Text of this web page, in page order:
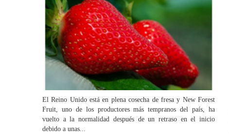
El Reino Unido está en plena cosecha de fresa y New Forest
Fruit, uno de los productores más tempranos del país, ha
vuelto a la normalidad después de un retraso en el inicio
debido a unas...